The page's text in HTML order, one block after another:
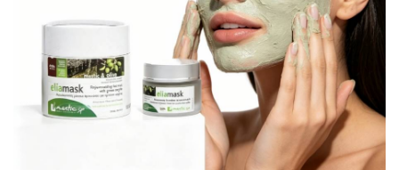
Γλυκά κουταλιού με μαστίχα Mastiha Deli
Γλυκά κουταλιού & Μαρμελάδες χωρίς ζάχαρη
Καρύδα με μαστίχα
Πίτες Χίου
Παστέλια-Μαντολάτα-Γλειφιτζούρια
Λουκούμια
Κρασιά SPRITZER
Τσίπουρο
Σούμα Χίου
Μπύρες Χίου
Ούζα Καβάλας
Ούζο επαγγελματικές συσκευασίες
Kαραφάκια Ούζο- Τσίπουρο
Τουριστικές Μινιατούρες Ούζου-Mαγνητάκια
Περιποίηση χεριών και σώματος
Περιποίηση προσώπου
Περιποίηση μαλλιών
Οδοντόκρεμες - Στοματικά Διαλύματα
Ζυμαρικά Χίου
Τυροκομικά Χίου
Βιολογικά Προϊόντα
Βότανα
Καλάθια δώρων - Αναμνηστικά
Εποχιακά
Εποχιακά
Χριστουγεννιάτικα